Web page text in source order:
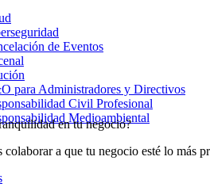
de Eventos
para Administradores y Directivos
Civil Profesional
Medioambiental
en tu negocio?
colaborar a que tu negocio esté lo más